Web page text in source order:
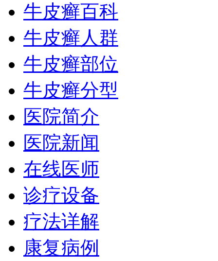
牛皮癣百科
牛皮癣人群
牛皮癣部位
牛皮癣分型
医院简介
医院新闻
在线医师
诊疗设备
疗法详解
康复病例